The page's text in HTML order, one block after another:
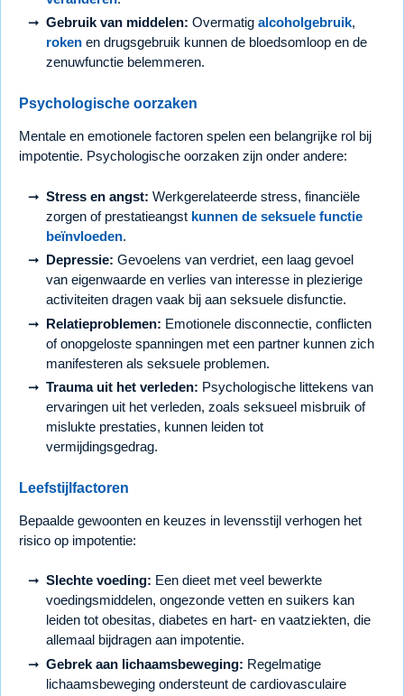
Gebruik van middelen: Overmatig alcoholgebruik,
roken en drugsgebruik kunnen de bloedsomloop en de
zenuwfunctie belemmeren.
Psychologische oorzaken
Mentale en emotionele factoren spelen een belangrijke rol bij
impotentie. Psychologische oorzaken zijn onder andere:
Stress en angst: Werkgerelateerde stress, financiële
zorgen of prestatieangst kunnen de seksuele functie
beïnvloeden.
Depressie: Gevoelens van verdriet, een laag gevoel
van eigenwaarde en verlies van interesse in plezierige
activiteiten dragen vaak bij aan seksuele disfunctie.
Relatieproblemen: Emotionele disconnectie, conflicten
of onopgeloste spanningen met een partner kunnen zich
manifesteren als seksuele problemen.
Trauma uit het verleden: Psychologische littekens van
ervaringen uit het verleden, zoals seksueel misbruik of
mislukte prestaties, kunnen leiden tot
vermijdingsgedrag.
Leefstijlfactoren
Bepaalde gewoonten en keuzes in levensstijl verhogen het
risico op impotentie:
Slechte voeding: Een dieet met veel bewerkte
voedingsmiddelen, ongezonde vetten en suikers kan
leiden tot obesitas, diabetes en hart- en vaatziekten, die
allemaal bijdragen aan impotentie.
Gebrek aan lichaamsbeweging: Regelmatige
lichaamsbeweging ondersteunt de cardiovasculaire